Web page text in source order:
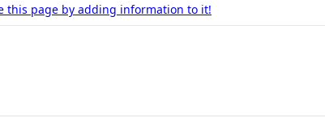
this page by adding information to it!